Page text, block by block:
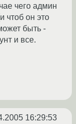
чего админ
чтоб он это
быть -
и все.
16:29:53